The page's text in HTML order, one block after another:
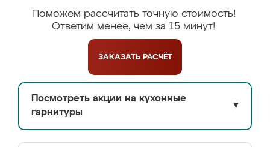
Поможем рассчитать точную стоимость!
Ответим менее, чем за 15 минут!
ЗАКАЗАТЬ РАСЧЁТ
Посмотреть акции на кухонные
гарнитуры
▼